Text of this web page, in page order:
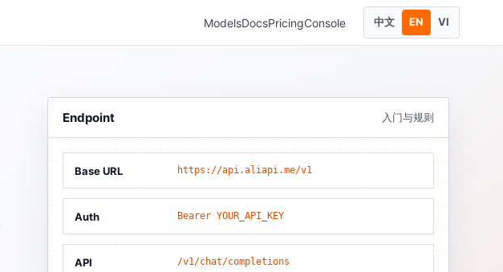
ModelsDocsPricingConsole 中文 EN VI
Endpoint 入门与规则
Base URL https://api.aliapi.me/v1
Auth Bearer YOUR_API_KEY
API /v1/chat/completions